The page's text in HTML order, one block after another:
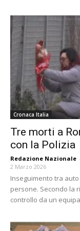
Cronaca Italia
Tre morti a
con la Polizia
Redazione Nazionale -
2 Marzo 2026
Inseguimento tra
persone. Secondo la
controllo da un